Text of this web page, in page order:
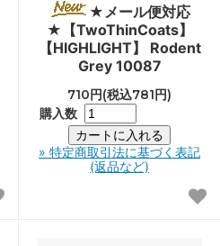
★メール便対応
★【TwoThinCoats】
【HIGHLIGHT】 Rodent
Grey 10087
710円(税込781円)
購入数
» 特定商取引法に基づく表記
(返品など)